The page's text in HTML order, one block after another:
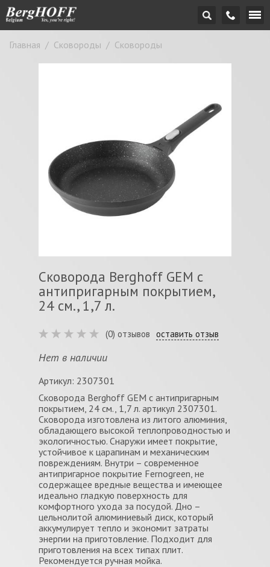
Главная / Сковороды / Сковороды
Сковорода Berghoff GEM с
антипригарным покрытием,
24 см., 1,7 л.
(0) отзывов оставить отзыв
Нет в наличии
Артикул: 2307301
Сковорода Berghoff GEM с антипригарным
покрытием, 24 см., 1,7 л. артикул 2307301.
Сковорода изготовлена из литого алюминия,
обладающего высокой теплопроводностью и
экологичностью. Снаружи имеет покрытие,
устойчивое к царапинам и механическим
повреждениям. Внутри – современное
антипригарное покрытие Fernogreen, не
содержащее вредные вещества и имеющее
идеально гладкую поверхность для
комфортного ухода за посудой. Дно –
цельнолитой алюминиевый диск, который
аккумулирует тепло и экономит затраты
энергии на приготовление. Подходит для
приготовления на всех типах плит.
Рекомендуется ручная мойка.